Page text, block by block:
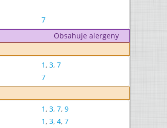
7
Obsahuje alergeny
1, 3, 7
7
1, 3, 7, 9
1, 3, 4, 7